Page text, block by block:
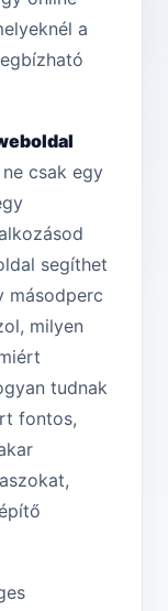
a
csak egy
segíthet
másodperc
milyen
tudnak
fontos,